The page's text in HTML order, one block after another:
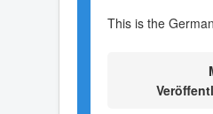
This is the